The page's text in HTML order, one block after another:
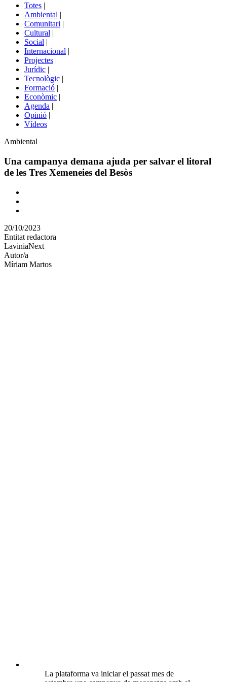
portals
Totes |
Ambiental |
Comunitari |
Cultural |
Social |
Internacional |
Projectes |
Jurídic |
Tecnològic |
Formació |
Econòmic |
Agenda |
Opinió |
Vídeos
Àmbit
la
notícia
Ambiental
Una campanya demana ajuda per salvar el litoral
de les Tres Xemeneies del Besòs
Comparteix
altres
xarxes
socials
20/10/2023
Entitat redactora
LaviniaNext
Autor/a
Míriam Martos
La plataforma va iniciar el passat mes de